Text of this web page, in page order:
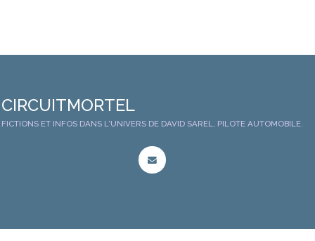
CIRCUITMORTEL
FICTIONS ET INFOS DANS L'UNIVERS DE DAVID SAREL, PILOTE AUTOMOBILE.